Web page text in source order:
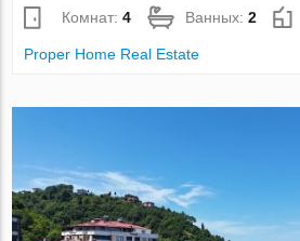
Комнат:4 Ванных:2
Proper Home Real Estate